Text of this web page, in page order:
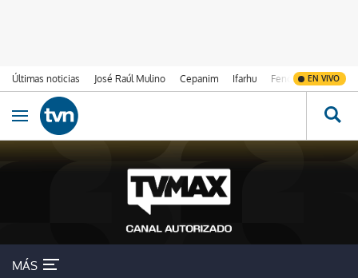
Últimas noticias José Raúl Mulino Cepanim Ifarhu Fenómeno de El
EN VIVO
Ir al contenido
Obrir navegació
MÁS